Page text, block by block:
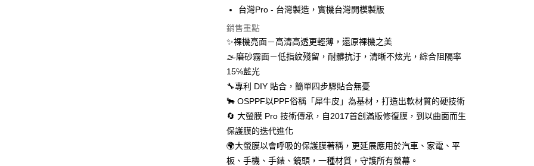
國際配送
台灣Pro - 台灣製造，實機台灣開模製版
銷售重點
✨裸機亮面－高清高透更輕薄，還原裸機之美
🌫磨砂霧面－低指紋殘留，耐髒抗汙，清晰不炫光，綜合阻隔率
15℅藍光
🔧專利 DIY 貼合，簡單四步驟貼合無憂
🐂 OSPPF以PPF俗稱「犀牛皮」為基材，打造出軟材質的硬技術
🔄 大螢膜 Pro 技術傳承，自2017首創滿版修復膜，到以曲面而生
保護膜的迭代進化
🌍大螢膜以會呼吸的保護膜著稱，更延展應用於汽車、家電、平
板、手機、手錶、鏡頭，一種材質，守護所有螢幕。